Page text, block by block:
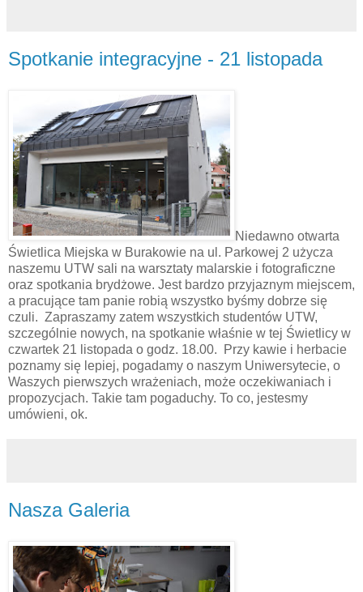
Spotkanie integracyjne - 21 listopada
Niedawno otwarta
Świetlica Miejska w Burakowie na ul. Parkowej 2 użycza
naszemu UTW sali na warsztaty malarskie i fotograficzne
oraz spotkania brydżowe. Jest bardzo przyjaznym miejscem,
a pracujące tam panie robią wszystko byśmy dobrze się
czuli. Zapraszamy zatem wszystkich studentów UTW,
szczególnie nowych, na spotkanie właśnie w tej Świetlicy w
czwartek 21 listopada o godz. 18.00. Przy kawie i herbacie
poznamy się lepiej, pogadamy o naszym Uniwersytecie, o
Waszych pierwszych wrażeniach, może oczekiwaniach i
propozycjach. Takie tam pogaduchy. To co, jestesmy
umówieni, ok.
Nasza Galeria